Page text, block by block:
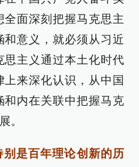
面深刻把握马克思主
和意义，就必须从习近
主义通过本土化时代
来深化认识，从中国
内在关联中把握马克
。
是百年理论创新的历